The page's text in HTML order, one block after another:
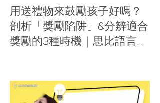
用送禮物來鼓勵孩子好嗎？
剖析「獎勵陷阱」&分辨適合
獎勵的3種時機｜思比語言治